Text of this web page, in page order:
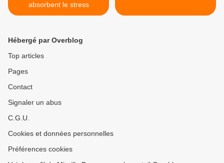
absorbent le stress
Hébergé par Overblog
Top articles
Pages
Contact
Signaler un abus
C.G.U.
Cookies et données personnelles
Préférences cookies